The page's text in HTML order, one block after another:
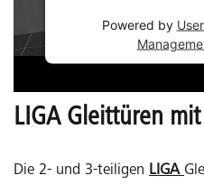
LIGA Gleittüren
Die 2- und 3-teiligen LIGA
Powered by